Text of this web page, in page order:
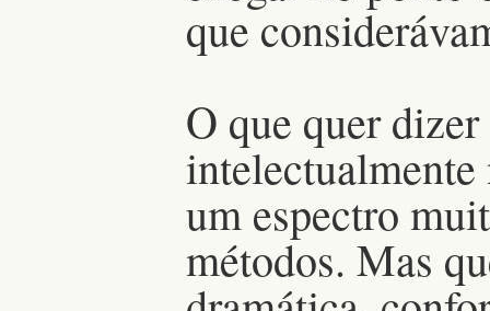
que
O que quer
um espectro
métodos. Mas